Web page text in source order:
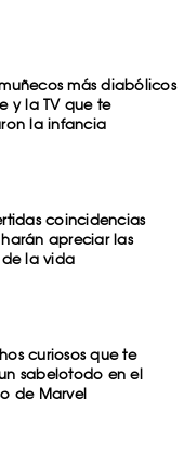
muñecos más diabólicos
y la TV que te
la infancia
coincidencias
apreciar las
de la vida
curiosos que te
sabelotodo en el
de Marvel